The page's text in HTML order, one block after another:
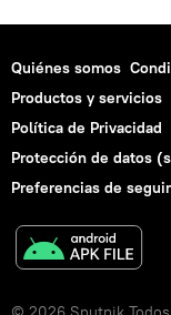
Quiénes somos
Productos y servicios
Política de Privacidad
Protección de datos
Preferencias de